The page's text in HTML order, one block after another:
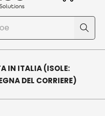
IN ITALIA (ISOLE:
DEL CORRIERE)